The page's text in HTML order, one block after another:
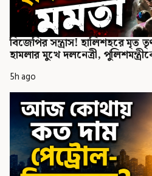
বিজেপির সন্ত্রাস! হালিশহরে মৃত
হামলার মুখে দলনেত্রী,
5h ago